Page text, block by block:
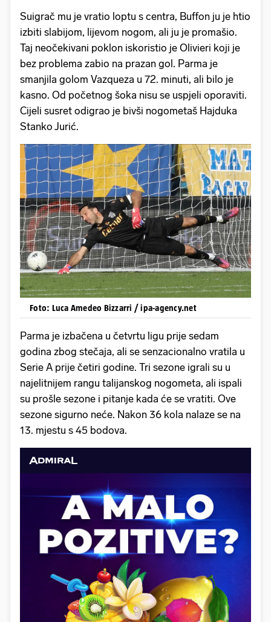
Suigrač mu je vratio loptu s centra, Buffon ju je htio
izbiti slabijom, lijevom nogom, ali ju je promašio.
Taj neočekivani poklon iskoristio je Olivieri koji je
bez problema zabio na prazan gol. Parma je
smanjila golom Vazqueza u 72. minuti, ali bilo je
kasno. Od početnog šoka nisu se uspjeli oporaviti.
Cijeli susret odigrao je bivši nogometaš Hajduka
Stanko Jurić.
Foto: Luca Amedeo Bizzarri / ipa-agency.net
Parma je izbačena u četvrtu ligu prije sedam
godina zbog stečaja, ali se senzacionalno vratila u
Serie A prije četiri godine. Tri sezone igrali su u
najelitnijem rangu talijanskog nogometa, ali ispali
su prošle sezone i pitanje kada će se vratiti. Ove
sezone sigurno neće. Nakon 36 kola nalaze se na
13. mjestu s 45 bodova.